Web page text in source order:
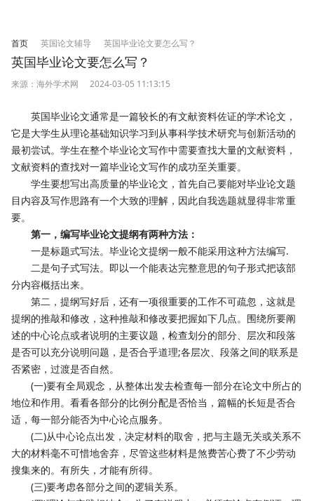
首页 英国论文辅导 英国毕业论文要怎么写？
英国毕业论文要怎么写？
来源：海外学术网 2024-03-05 11:13:15
英国毕业论文通常是一篇较长的有文献资料佐证的学术论文，
它是大学生从理论基础知识学习到从事科学技术研究与创新活动的
最初尝试。学生在整个毕业论文写作中需要查找大量的文献资料，
文献资料的查找对一篇毕业论文写作的成功至关重要。
学生要想写出高质量的毕业论文，首先自己要能对毕业论文题
目内容及写作思路有一个大致的理解，因此自我选题就显得非常重
要。
第一，编写毕业论文提纲有两种方法：
一是标题式写法。毕业论文提纲一般不能采用这种方法编写.
二是句子式写法。即以一个能表达完整意思的句子形式把该部
分内容概括出来。
第二，提纲写好后，还有一项很重要的工作不可疏忽，这就是
提纲的推敲和修改，这种推敲和修改要把握如下几点。围绕所要阐
述的中心论点或者说明的主要议题，检查划分的部分、层次和段落
是否可以充分说明问题，是否合乎道理;各层次、段落之间的联系是
否紧密，过渡是否自然。
(一)要有全局观念，从整体出发去检查每一部分在论文中所占的
地位和作用。看看各部分的比例分配是否恰当，篇幅的长短是否合
适，每一部分能否为中心论点服务。
(二)从中心论点出发，决定材料的取舍，把与主题无关或关系不
大的材料毫不可惜地舍弃，尽管这些材料是煞费苦心费了不少劳动
搜集来的。有所失，才能有所得。
(三)要考虑各部分之间的逻辑关系。